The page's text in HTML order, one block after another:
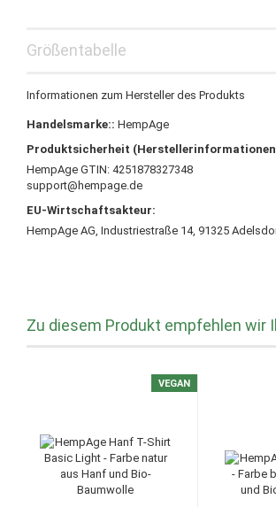
Größentabelle
Informationen zum Hersteller des Produkts
Handelsmarke:: HempAge
Produktsicherheit
HempAge GTIN: 4251878327348
support@hempage.de
EU-Wirtschaftsakteur:
HempAge AG, Industriestraße 14, 91325
Zu diesem Produkt empfehlen wir
VEGAN